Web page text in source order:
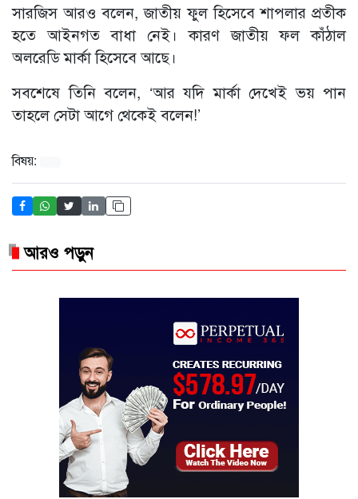
সারজিস আরও বলেন, জাতীয় ফুল হিসেবে শাপলার প্রতীক
হতে আইনগত বাধা নেই। কারণ জাতীয় ফল কাঁঠাল
অলরেডি মার্কা হিসেবে আছে।
সবশেষে তিনি বলেন, ‘আর যদি মার্কা দেখেই ভয় পান
তাহলে সেটা আগে থেকেই বলেন!’
বিষয়:
আরও পড়ুন